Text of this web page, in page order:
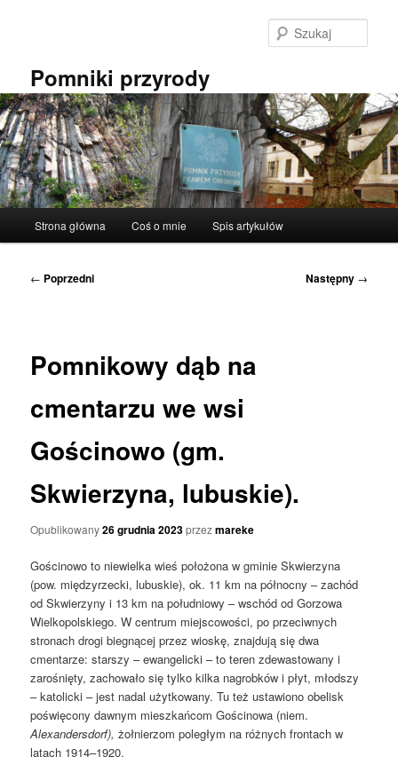
Pomniki przyrody
Strona główna Coś o mnie Spis artykułów
Nawigacja
← Poprzedni Następny →
Pomnikowy dąb na
cmentarzu we wsi
Gościnowo (gm.
Skwierzyna, lubuskie).
Opublikowany26 grudnia 2023przezmareke
Gościnowo to niewielka wieś położona w gminie Skwierzyna
(pow. międzyrzecki, lubuskie), ok. 11 km na północny – zachód
od Skwierzyny i 13 km na południowy – wschód od Gorzowa
Wielkopolskiego. W centrum miejscowości, po przeciwnych
stronach drogi biegnącej przez wioskę, znajdują się dwa
cmentarze: starszy – ewangelicki – to teren zdewastowany i
zarośnięty, zachowało się tylko kilka nagrobków i płyt, młodszy
– katolicki – jest nadal użytkowany. Tu też ustawiono obelisk
poświęcony dawnym mieszkańcom Gościnowa (niem.
Alexandersdorf),żołnierzom poległym na różnych frontach w
latach 1914–1920.